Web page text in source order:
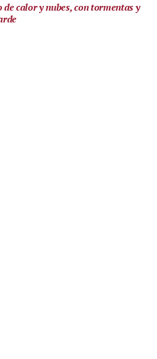
de calor y nubes, con tormentas y